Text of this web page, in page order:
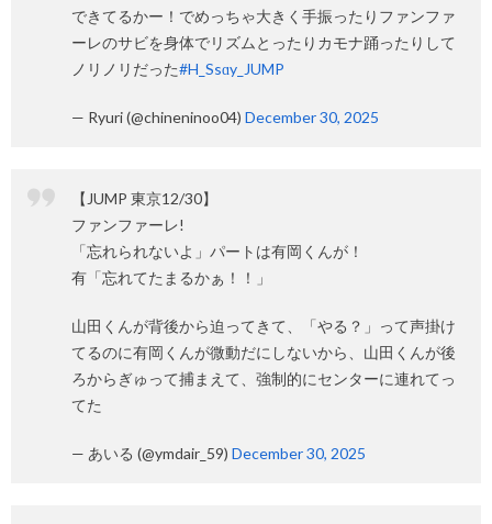
できてるかー！でめっちゃ大きく手振ったりファンファ
ーレのサビを身体でリズムとったりカモナ踊ったりして
ノリノリだった#H_Ssɑy_JUMP
— Ryuri (@chineninoo04) December 30, 2025
【JUMP 東京12/30】
ファンファーレ!
「忘れられないよ」パートは有岡くんが！
有「忘れてたまるかぁ！！」
山田くんが背後から迫ってきて、「やる？」って声掛け
てるのに有岡くんが微動だにしないから、山田くんが後
ろからぎゅって捕まえて、強制的にセンターに連れてっ
てた
— あいる (@ymdair_59) December 30, 2025